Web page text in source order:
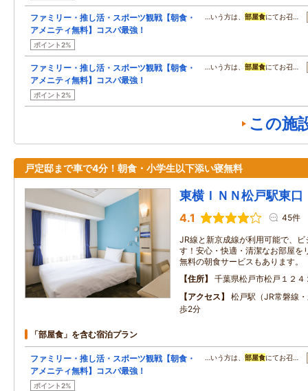
ファミリー・推し活・スポーツ観戦【朝食・
アメニティ無料】コスパ最強！
ポイント2%
…いう方は、 部屋食にてお召…
ファミリー・推し活・スポーツ観戦【朝食・
アメニティ無料】コスパ最強！
ポイント2%
…いう方は、 部屋食にてお召…
この施
戸定邸まで車で4分！朝食・小学生以下添い寝無料
東横ＩＮＮ松戸駅東口
4.1 45件
JR線と新京成線が利用可能で、
す！安心・快適・清潔なお部屋を
無料の朝食サービスもあります。
住所
千葉県松戸市松戸１２４
アクセス
松戸駅（JR常磐線
歩2分
「部屋食」を含む宿泊プラン
ファミリー・推し活・スポーツ観戦【朝食・
アメニティ無料】コスパ最強！
ポイント2%
…いう方は、 部屋食にてお召…